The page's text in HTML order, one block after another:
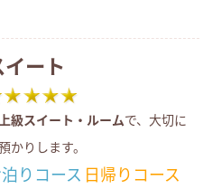
イート
級スイート・ルームで、大切に
かりします。
りコース 日帰りコース